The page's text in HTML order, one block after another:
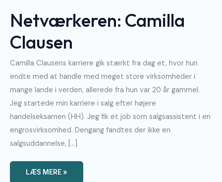
Netværkeren: Camilla
Clausen
Camilla Clausens karriere gik stærkt fra dag et, hvor hun
endte med at handle med meget store virksomheder i
mange lande i verden, allerede fra hun var 20 år gammel.
Jeg startede min karriere i salg efter højere
handelseksamen (HH). Jeg fik et job som salgsassistent i en
engrosvirksomhed. Dengang fandtes der ikke en
salgsuddannelse, […]
LÆS MERE »